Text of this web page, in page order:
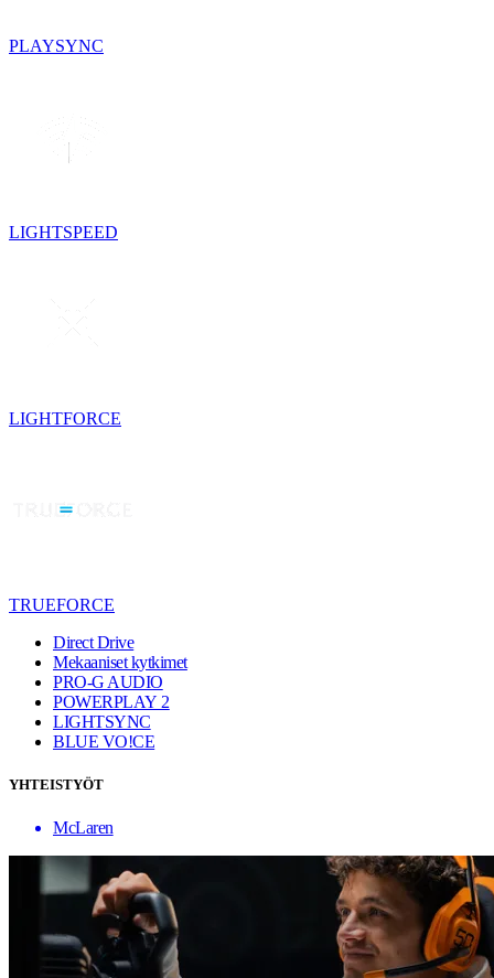
PLAYSYNC
LIGHTSPEED
LIGHTFORCE
TRUEFORCE
Direct Drive
Mekaaniset kytkimet
PRO-G AUDIO
POWERPLAY 2
LIGHTSYNC
BLUE VO!CE
YHTEISTYÖT
McLaren